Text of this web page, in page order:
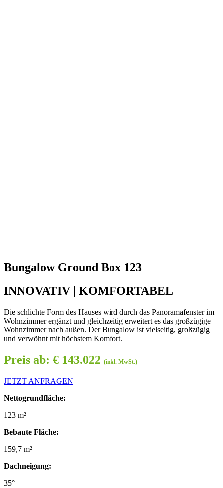
Bungalow Ground Box 123
INNOVATIV | KOMFORTABEL
Die schlichte Form des Hauses wird durch das Panoramafenster im
Wohnzimmer ergänzt und gleichzeitig erweitert es das großzügige
Wohnzimmer nach außen. Der Bungalow ist vielseitig, großzügig
und verwöhnt mit höchstem Komfort.
Preis ab: € 143.022 (inkl. MwSt.)
JETZT ANFRAGEN
Nettogrundfläche:
123 m²
Bebaute Fläche:
159,7 m²
Dachneigung:
35°